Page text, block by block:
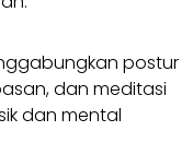
postur
dan meditasi
dan mental